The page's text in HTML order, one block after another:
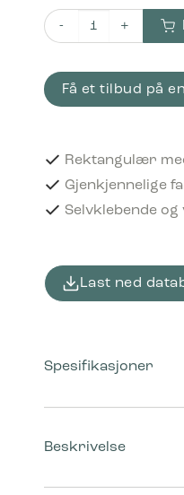
Piktogram Papir for
Få et tilbud på
Rektangulær
Gjenkjennelige
Selvklebende
Last ned
Beskrivelse
Spesifikasjoner